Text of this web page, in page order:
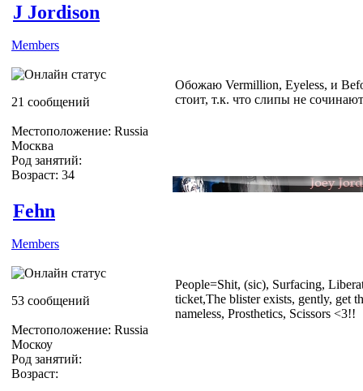
J Jordison
Members
21 сообщений
Местоположение: Russia
Москва
Род занятий:
Возраст: 34
Обожаю Vermillion, Eyeless, и
стоит, т.к. что слипы не
Fehn
Members
53 сообщений
Местоположение: Russia
Москоу
Род занятий:
Возраст:
People=Shit, (sic), Surfacing,
ticket,The blister exists, gently, get
nameless, Prosthetics, Scissors <3!!